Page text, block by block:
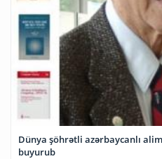
Dünya şöhrətli azərbaycanlı
buyurub